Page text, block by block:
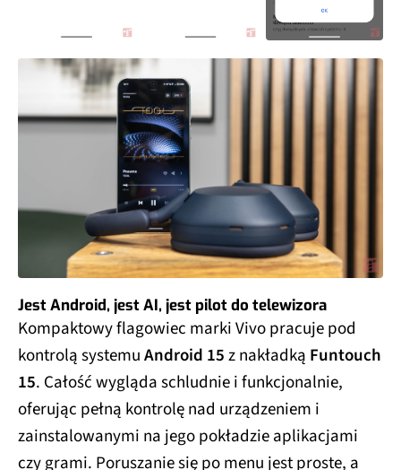
Jest Android, jest AI, jest pilot do telewizora
Kompaktowy flagowiec marki Vivo pracuje pod
kontrolą systemuAndroid 15z nakładką Funtouch
15. Całość wygląda schludnie i funkcjonalnie,
oferując pełną kontrolę nad urządzeniem i
zainstalowanymi na jego pokładzie aplikacjami
czy grami. Poruszanie się po menu jest proste, a